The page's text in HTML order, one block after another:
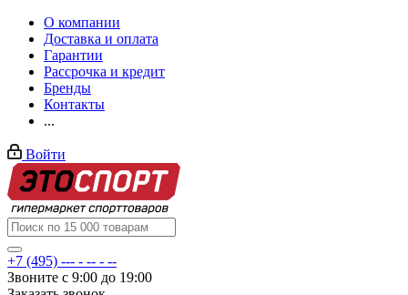
О компании
Доставка и оплата
Гарантии
Рассрочка и кредит
Бренды
Контакты
...
Войти
+7 (495) --- - -- - --
Звоните с 9:00 до 19:00